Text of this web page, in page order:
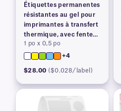
Étiquettes permanentes
résistantes au gel pour
imprimantes à transfert
thermique, avec fente
arrière
1 po x 0,5 po
+4
$28.00 ($0.028/label)